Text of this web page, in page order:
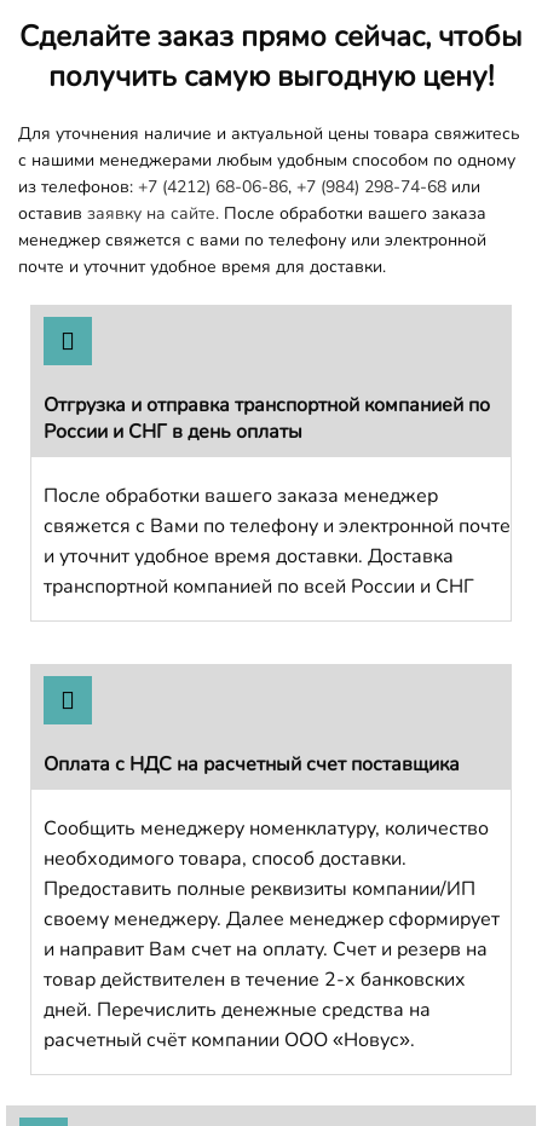
Сделайте заказ прямо сейчас, чтобы
получить самую выгодную цену!
Для уточнения наличие и актуальной цены товара свяжитесь
с нашими менеджерами любым удобным способом по одному
из телефонов: +7 (4212) 68-06-86, +7 (984) 298-74-68 или
оставив заявку на сайте. После обработки вашего заказа
менеджер свяжется с вами по телефону или электронной
почте и уточнит удобное время для доставки.
Отгрузка и отправка транспортной компанией по
России и СНГ в день оплаты
После обработки вашего заказа менеджер
свяжется с Вами по телефону и электронной почте
и уточнит удобное время доставки. Доставка
транспортной компанией по всей России и СНГ
Оплата с НДС на расчетный счет поставщика
Сообщить менеджеру номенклатуру, количество
необходимого товара, способ доставки.
Предоставить полные реквизиты компании/ИП
своему менеджеру. Далее менеджер сформирует
и направит Вам счет на оплату. Счет и резерв на
товар действителен в течение 2-х банковских
дней. Перечислить денежные средства на
расчетный счёт компании ООО «Новус».